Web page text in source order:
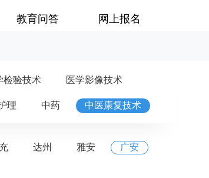
教育问答 网上报名
检验技术 医学影像技术
理 中药 中医康复技术
达州 雅安 广安